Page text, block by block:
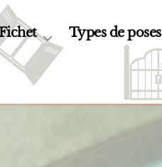
Types de poses